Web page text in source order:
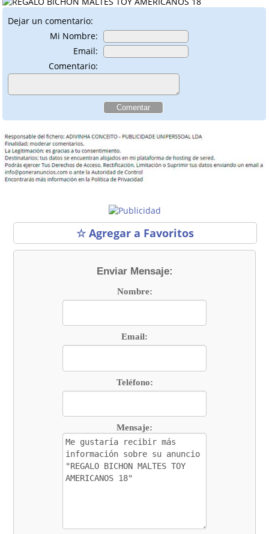
Dejar un comentario:
Mi Nombre:
Email:
Comentario:
☆ Agregar a Favoritos
Enviar Mensaje:
Nombre:
Email:
Teléfono:
Mensaje: